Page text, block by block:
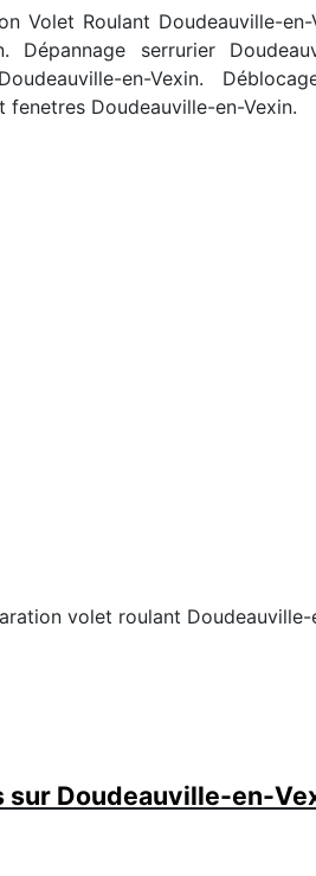
Volet Roulant Doudeauville-
Dépannage serrurier
en-Vexin.
fenetres Doudeauville-en-Vexin.
volet roulant Doudeauville-
Doudeauville-en-